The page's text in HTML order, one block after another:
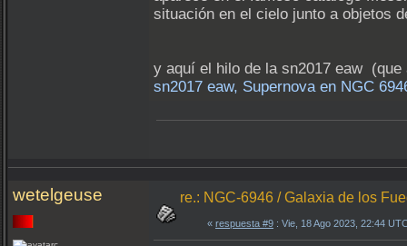
situación en el cielo junto a objetos
y aquí el hilo de la sn2017 eaw
sn2017 eaw, Supernova en NGC
wetelgeuse re.: NGC-6946 / Galaxia de los
« respuesta #9 : Vie, 18 Ago 2023, 22:44